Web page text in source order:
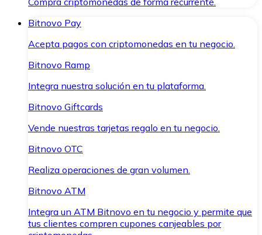
Bitnovo Pay
Acepta pagos con criptomonedas en tu negocio.
Bitnovo Ramp
Integra nuestra solución en tu plataforma.
Bitnovo Giftcards
Vende nuestras tarjetas regalo en tu negocio.
Bitnovo OTC
Realiza operaciones de gran volumen.
Bitnovo ATM
Integra un ATM Bitnovo en tu negocio y permite que
tus clientes compren cupones canjeables por